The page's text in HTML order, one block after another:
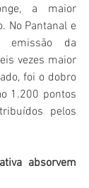
a maior
No Pantanal e
emissão da
vezes maior
foi o dobro
1.200 pontos
pelos
absorvem